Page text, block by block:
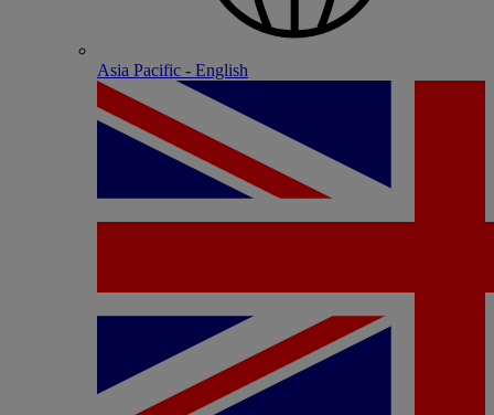
Asia Pacific - English